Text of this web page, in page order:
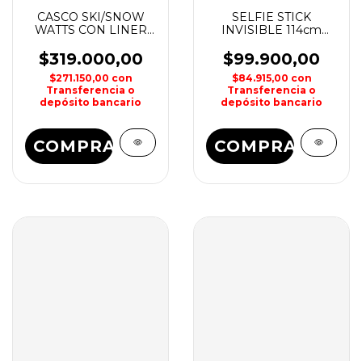
CASCO SKI/SNOW
WATTS CON LINER
$319.000,00
$271.150,00 con
Transferencia o
depósito bancario
COMPRAR
SELFIE STICK
INVISIBLE 114cm
$99.900,00
$84.915,00 con
Transferencia o
depósito bancario
COMPRAR